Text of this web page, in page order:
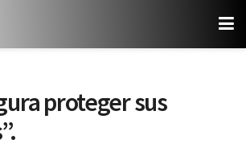
proteger sus